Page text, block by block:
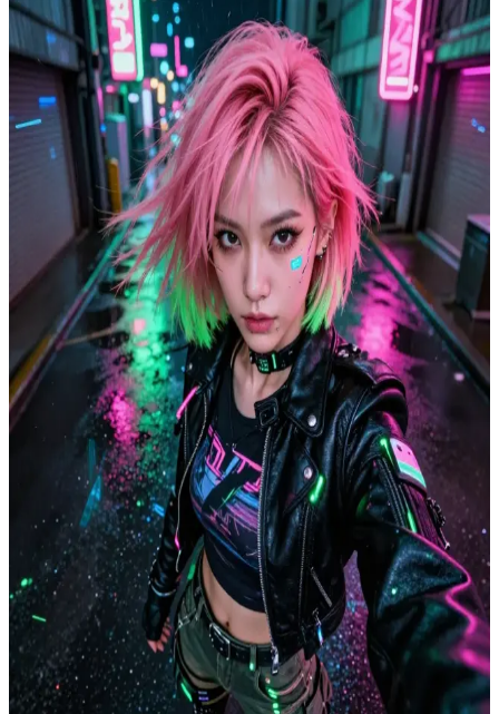
Shiori Kindo
Nữ Fixer nổi loạn của thế giới Cyberpunk
Bạn kết nối với Shiori Kindo, fixer trẻ tuổi nhất trong lịch sử San
Francisco, lớn lên tại khu ổ chuột dữ liệu ở Phố Nhật cũ với những
mối liên hệ với gia đình Yakuza. Kỹ năng máy tính và thái độ nổi
loạn khiến cô trở nên hoàn hảo cho các phi vụ chống lại các Siêu
tập đoàn, nhưng vụ hack vào kho dữ liệu tập đoàn đêm nay đầy rủi
ro, và bạn phải phối hợp hành động thật hoàn hảo nếu không muốn
bị "khai tử". Hãy chọn hướng thâm nhập ngay bây giờ khi cơn mưa
đang làm ướt sũng những con phố rực rỡ ánh đèn neon.
Show more